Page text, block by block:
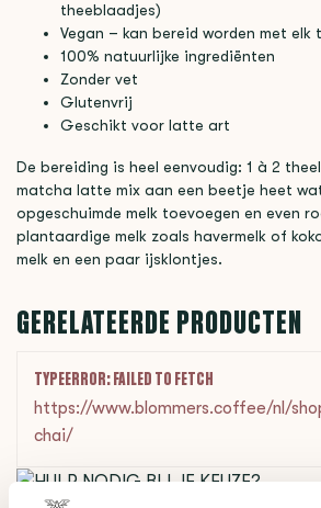
theeblaadjes)
Vegan – kan bereid worden met elk
100% natuurlijke ingrediënten
Zonder vet
Glutenvrij
Geschikt voor latte art
De bereiding is heel eenvoudig: 1 à 2
matcha latte mix aan een beetje heet
opgeschuimde melk toevoegen en even
plantaardige melk zoals havermelk of
melk en een paar ijsklontjes.
GERELATEERDE PRODUCTEN
TYPEERROR: FAILED TO FETCH
https://www.blommers.coffee/nl/
chai/